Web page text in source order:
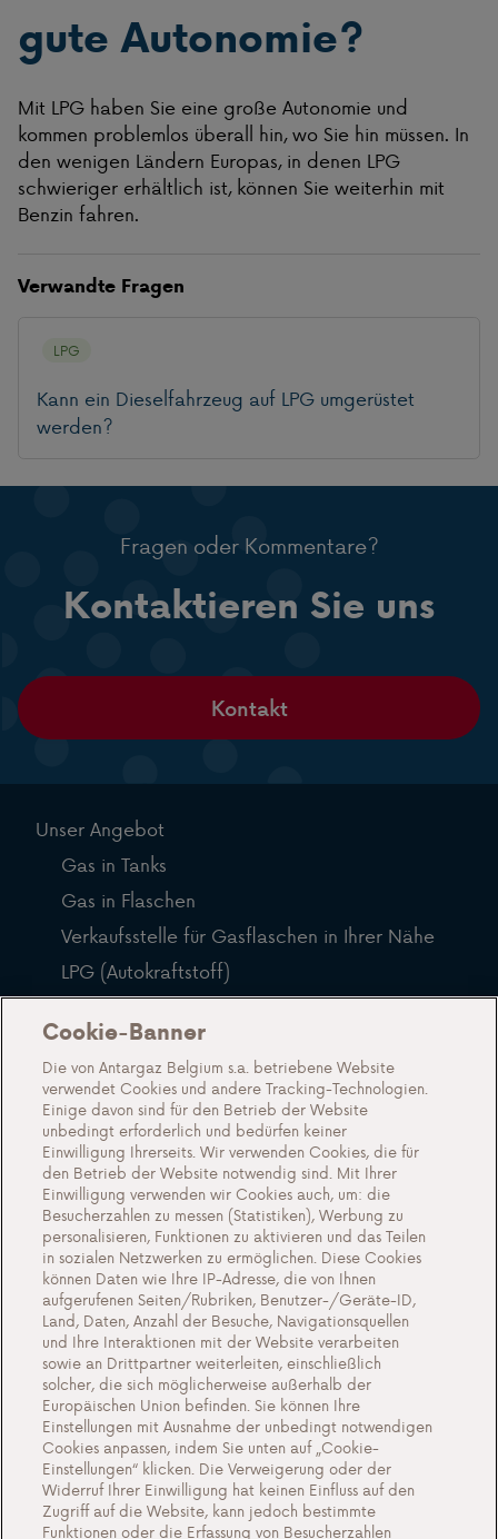
gute Autonomie?
Mit LPG haben Sie eine große Autonomie und
kommen problemlos überall hin, wo Sie hin müssen. In
den wenigen Ländern Europas, in denen LPG
schwieriger erhältlich ist, können Sie weiterhin mit
Benzin fahren.
Verwandte Fragen
Kann ein Dieselfahrzeug auf LPG umgerüstet
werden?
LPG
Fragen oder Kommentare?
Kontaktieren Sie uns
Kontakt
Unser Angebot
Gas in Tanks
Gas in Flaschen
Verkaufsstelle für Gasflaschen in Ihrer Nähe
LPG (Autokraftstoff)
Häufig gestellte Fragen
Blog
Über uns
Lernen Sie Antargaz kennen
Eine nachhaltige Zukunft
Zeugnisse
Aktionen
Veranstaltungen
Arbeiten bei Antargaz
Kontakt
Cookie-Einstellungen
Wichtige Dokumente und Allgemeine
Geschaftsbedingungen
Cookie-Banner
Die von Antargaz Belgium s.a. betriebene Website
verwendet Cookies und andere Tracking-Technologien.
Einige davon sind für den Betrieb der Website
unbedingt erforderlich und bedürfen keiner
Einwilligung Ihrerseits. Wir verwenden Cookies, die für
den Betrieb der Website notwendig sind. Mit Ihrer
Einwilligung verwenden wir Cookies auch, um: die
Besucherzahlen zu messen (Statistiken), Werbung zu
personalisieren, Funktionen zu aktivieren und das Teilen
in sozialen Netzwerken zu ermöglichen. Diese Cookies
können Daten wie Ihre IP-Adresse, die von Ihnen
aufgerufenen Seiten/Rubriken, Benutzer-/Geräte-ID,
Land, Daten, Anzahl der Besuche, Navigationsquellen
und Ihre Interaktionen mit der Website verarbeiten
sowie an Drittpartner weiterleiten, einschließlich
solcher, die sich möglicherweise außerhalb der
Europäischen Union befinden. Sie können Ihre
Einstellungen mit Ausnahme der unbedingt notwendigen
Cookies anpassen, indem Sie unten auf „Cookie-
Einstellungen“ klicken. Die Verweigerung oder der
Widerruf Ihrer Einwilligung hat keinen Einfluss auf den
Zugriff auf die Website, kann jedoch bestimmte
Funktionen oder die Erfassung von Besucherzahlen